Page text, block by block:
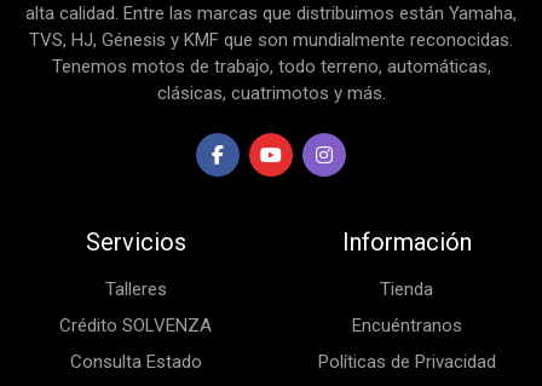
alta calidad. Entre las marcas que distribuimos están Yamaha,
TVS, HJ, Génesis y KMF que son mundialmente reconocidas.
Tenemos motos de trabajo, todo terreno, automáticas,
clásicas, cuatrimotos y más.
Servicios
Talleres
Crédito SOLVENZA
Consulta Estado
Información
Tienda
Encuéntranos
Políticas de Privacidad